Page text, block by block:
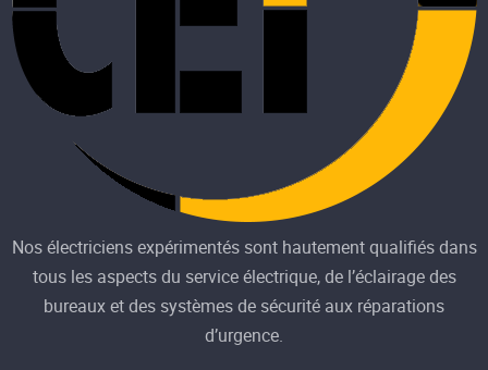
Nos électriciens expérimentés sont hautement qualifiés dans
tous les aspects du service électrique, de l’éclairage des
bureaux et des systèmes de sécurité aux réparations
d’urgence.